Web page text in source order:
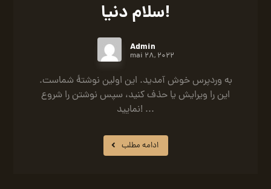
سلام دنیا!
Admin
mai 28, 2022
به وردپرس خوش آمدید. این اولین نوشتهٔ شماست.
این را ویرایش یا حذف کنید، سپس نوشتن را شروع
نمایید! ...
ادامه مطلب